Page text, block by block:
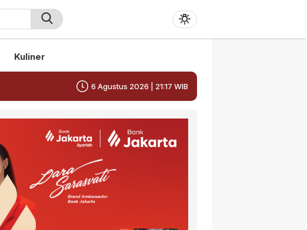
Kuliner
6 Agustus 2026 | 21:17 WIB